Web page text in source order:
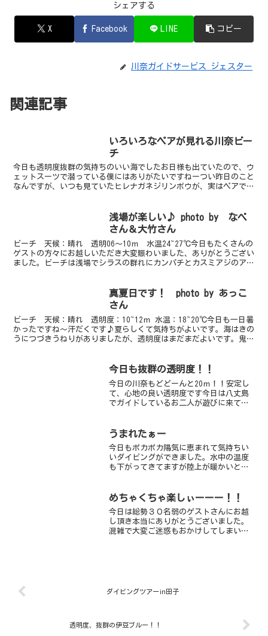
シェアする
X Facebook LINE コピー
川奈ガイドサービス ジェスター
関連記事
いろいろなペアが見れる川奈ビー
チ
今日も透明度抜群の気持ちのいい海でしたお日様も出ていたので、ウ
ェットスーツで潜っている僕にはありがたいですねーつい昨日のこと
なんですが、いつも見ていたヒレナガネジリンボウが、実はペアでい
浅場が楽しい♪ photo by なべ
さん＆大竹さん
ビーチ 天候：晴れ 透明06～10ｍ 水温24~27℃今日もたくさんの
ゲストの方々にお越しいただき大変賑わいました、ありがとうござい
ました。ビーチは浅場でシラスの群れにカンパチとカスミアジのアタ
真夏日です！ photo by あっこ
さん
ビーチ 天候：晴れ 透明度：10~12ｍ 水温：18~20℃今日も一日暑
かったですね～汗だくです♪夏らしくて気持ちがよいです。海はきの
うにつづきうねりがありましたが、透明度はまだまだよいです。鬼頭
今日も抜群の透明度！！
今日の川奈もどどーんと20ｍ！！安定し
て、心地の良い透明度です今日は八丈島
でガイドしているお二人が遊びに来てく
が、伊豆っぽい魚に食いついてくれて良
うまれたぁー
今日もポカポカ陽気に恵まれて気持ちい
いダイビングができました。水中の温度
も下がってきてますが陸上が暖かいと身
ダイがスクスク育ち、アカオビハナダイ
めちゃくちゃ楽しぃーーー！！
今日は総勢３０名弱のゲストさんにお越
し頂き本当にありがとうございました。
混雑で大変ご迷惑もおかけしてしまい申
ダイビングツアーin田子
透明度、抜群の伊豆ブルー！！